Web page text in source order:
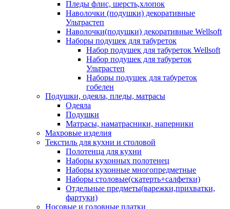
Пледы флис, шерсть,хлопок
Наволочки (подушки) декоративные
Ультрастеп
Наволочки(подушки) декоративные Wellsoft
Наборы подушек для табуреток
Набор подушек для табуреток Wellsoft
Набор подушек для табуреток
Ультрастеп
Наборы подушек для табуреток
гобелен
Подушки, одеяла, пледы, матрасы
Одеяла
Подушки
Матрасы, наматрасники, наперники
Махровые изделия
Текстиль для кухни и столовой
Полотенца для кухни
Наборы кухонных полотенец
Наборы кухонные многопредметные
Наборы столовые(скатерть+салфетки)
Отдельные предметы(варежки,прихватки,
фартуки)
Носовые и головные платки